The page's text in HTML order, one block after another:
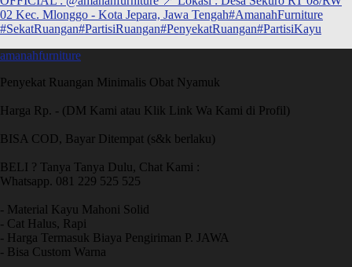
amanahfurniture
Penyekat Ruangan Minimalis Obat Nyamuk
Harga Rp. - (DM Kami atau Klik Link Wa Kami di Profil)
BISA COD, Bayar Ditempat (s&k berlaku)
BELI ? Tanya Tanya Dulu, Chat Kami :
Whatsapp. 081 229 525 525
- Material Kayu Mahoni Solid
- Cat Halus, Rapi
- Harga Termasuk Biaya Pengiriman P. JAWA
- Bisa Custom Warna